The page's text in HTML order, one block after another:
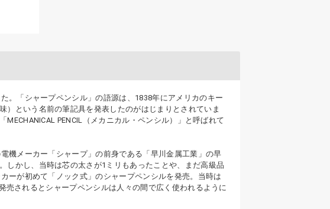
。「シャープペンシル」の語源は、1838年にアメリカのキー
）という名前の筆記具を発表したのがはじまりとされていま
PENCIL（メカニカル・ペンシル）」と呼ばれて
機メーカー「シャープ」の前身である「早川金属工業」の早
しかし、当時は芯の太さが1ミリもあったことや、まだ高級品
ーが初めて「ノック式」のシャープペンシルを発売。当時は
されるとシャープペンシルは人々の間で広く使われるように